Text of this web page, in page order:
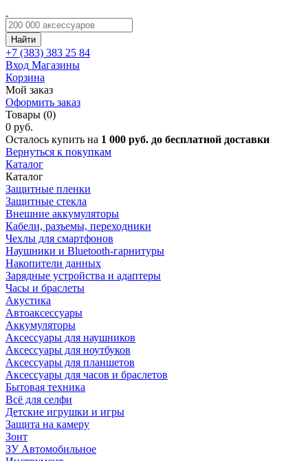
Найти
+7 (383) 383 25 84
Вход Магазины
Корзина
Мой заказ
Оформить заказ
Товары (0)
0 руб.
Осталось купить на 1 000 руб. до бесплатной доставки
Вернуться к покупкам
Каталог
Каталог
Защитные пленки
Защитные стекла
Внешние аккумуляторы
Кабели, разъемы, переходники
Чехлы для смартфонов
Наушники и Bluetooth-гарнитуры
Накопители данных
Зарядные устройства и адаптеры
Часы и браслеты
Акустика
Автоаксессуары
Аккумуляторы
Аксессуары для наушников
Аксессуары для ноутбуков
Аксессуары для планшетов
Аксессуары для часов и браслетов
Бытовая техника
Всё для селфи
Детские игрушки и игры
Защита на камеру
Зонт
ЗУ Автомобильное